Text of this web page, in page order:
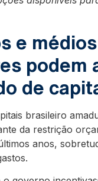
e médios
podem
de
brasileiro
da restrição
anos,